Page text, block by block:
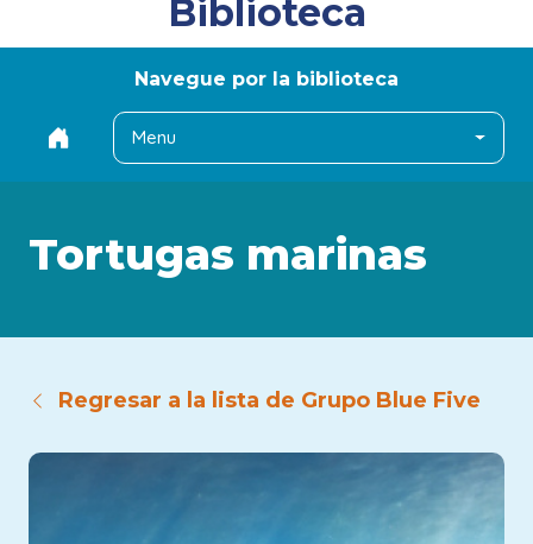
Biblioteca
Navegue por la biblioteca
Menu
Tortugas marinas
Regresar a la lista de Grupo Blue Five